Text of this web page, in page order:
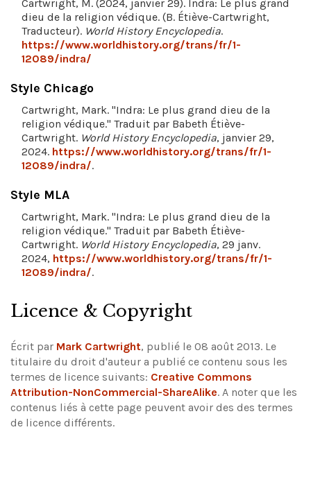
Cartwright, M. (2024, janvier 29). Indra: Le plus grand
dieu de la religion védique. (B. Étiève-Cartwright,
Traducteur). World History Encyclopedia.
https://www.worldhistory.org/trans/fr/1-
12089/indra/
Style Chicago
Cartwright, Mark. "Indra: Le plus grand dieu de la
religion védique." Traduit par Babeth Étiève-
Cartwright. World History Encyclopedia, janvier 29,
2024. https://www.worldhistory.org/trans/fr/1-
12089/indra/.
Style MLA
Cartwright, Mark. "Indra: Le plus grand dieu de la
religion védique." Traduit par Babeth Étiève-
Cartwright. World History Encyclopedia, 29 janv.
2024, https://www.worldhistory.org/trans/fr/1-
12089/indra/.
Licence & Copyright
Écrit par Mark Cartwright, publié le 08 août 2013. Le
titulaire du droit d'auteur a publié ce contenu sous les
termes de licence suivants: Creative Commons
Attribution-NonCommercial-ShareAlike. A noter que les
contenus liés à cette page peuvent avoir des des termes
de licence différents.